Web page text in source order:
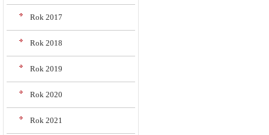
Rok 2017
Rok 2018
Rok 2019
Rok 2020
Rok 2021